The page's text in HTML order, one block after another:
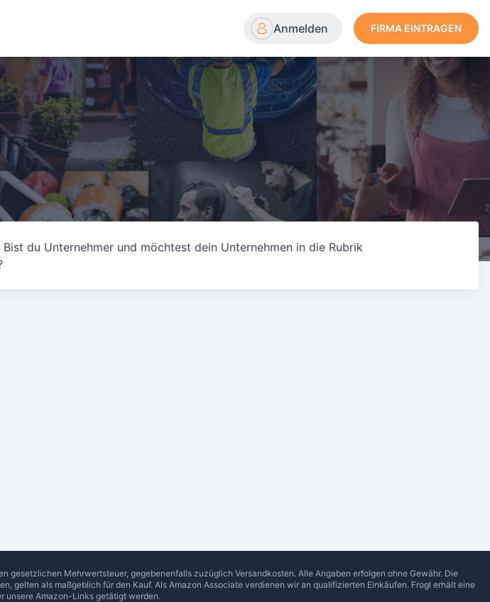
Anmelden FIRMA EINTRAGEN
du Unternehmer und möchtest dein Unternehmen in die Rubrik
Mehrwertsteuer, gegebenenfalls zuzüglich Versandkosten. Alle Angaben erfolgen ohne Gewähr. Die
gelten als maßgeblich für den Kauf. Als Amazon Associate verdienen wir an qualifizierten Einkäufen. Frogl erhält eine
unsere Amazon-Links getätigt werden.